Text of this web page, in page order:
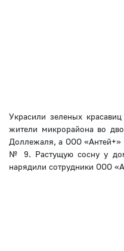
Украсили зеленых
жители микрорайона во
Доллежаля, а ООО «Антей+»
№ 9. Растущую сосну у
нарядили сотрудники ООО